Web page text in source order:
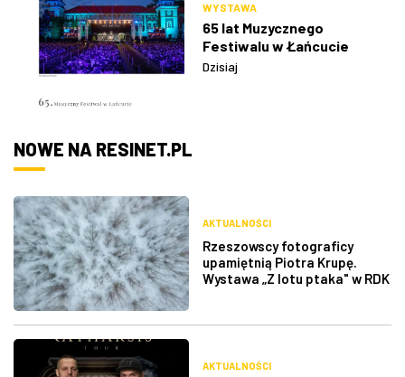
WYSTAWA
65 lat Muzycznego
Festiwalu w Łańcucie
Dzisiaj
NOWE NA RESINET.PL
AKTUALNOŚCI
Rzeszowscy fotograficy
upamiętnią Piotra Krupę.
Wystawa „Z lotu ptaka" w RDK
AKTUALNOŚCI